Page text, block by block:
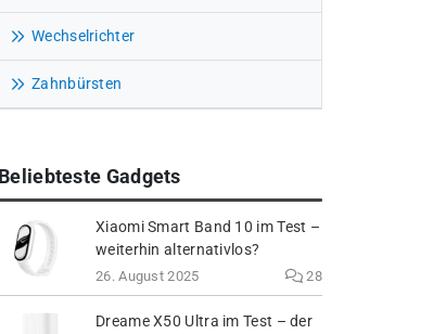
Wechselrichter
Zahnbürsten
Beliebteste Gadgets
Xiaomi Smart Band 10 im Test –
weiterhin alternativlos?
26. August 2025 28
Dreame X50 Ultra im Test – der